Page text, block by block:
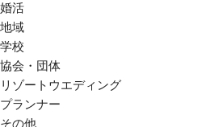
婚活
地域
学校
協会・団体
リゾートウエディング
プランナー
その他